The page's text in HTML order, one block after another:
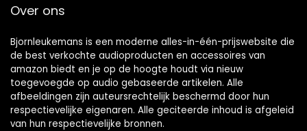
Over ons
Bjornleukemans is een moderne alles-in-één-prijswebsite die
de best verkochte audioproducten en accessoires van
amazon biedt en je op de hoogte houdt via nieuw
toegevoegde op audio gebaseerde artikelen. Alle
afbeeldingen zijn auteursrechtelijk beschermd door hun
respectievelijke eigenaren. Alle geciteerde inhoud is afgeleid
van hun respectievelijke bronnen.